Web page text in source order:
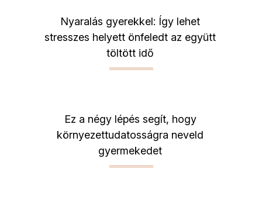
Nyaralás gyerekkel: Így lehet
stresszes helyett önfeledt az együtt
töltött idő
Ez a négy lépés segít, hogy
környezettudatosságra neveld
gyermekedet